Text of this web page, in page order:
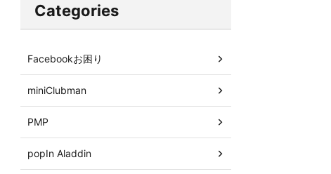
Categories
Facebookお困り
miniClubman
PMP
popIn Aladdin